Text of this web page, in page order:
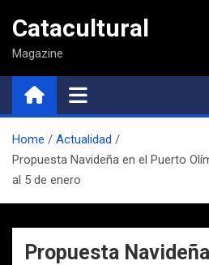
contenido
Catacultural
Magazine
Home
Actualidad
Propuesta Navideña en el Puerto
al 5 de enero
Propuesta